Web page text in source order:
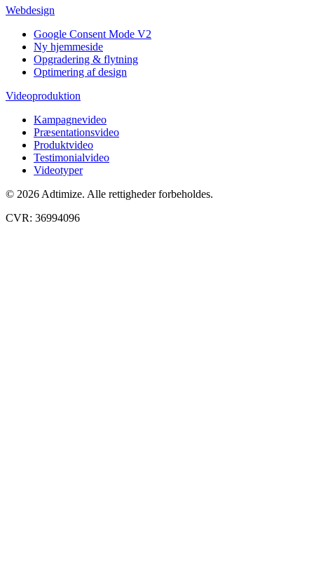
Webdesign
Google Consent Mode V2
Ny hjemmeside
Opgradering & flytning
Optimering af design
Videoproduktion
Kampagnevideo
Præsentationsvideo
Produktvideo
Testimonialvideo
Videotyper
© 2026 Adtimize. Alle rettigheder forbeholdes.
CVR: 36994096